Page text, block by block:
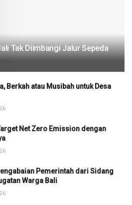
Tak Diimbangi Jalur Sepeda
Berkah atau Musibah untuk Desa
Net Zero Emission dengan
Pemerintah dari Sidang
Warga Bali